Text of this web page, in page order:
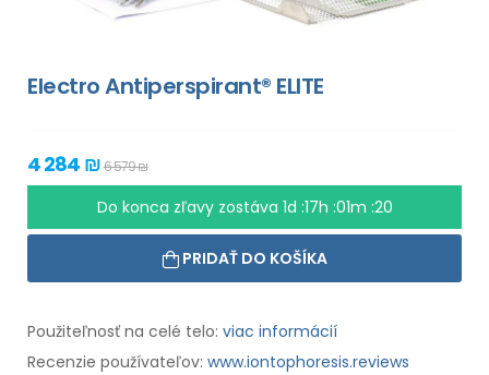
Electro Antiperspirant® ELITE
4 284 ₪6 579 ₪
Do konca zľavy zostáva1d :17h :01m :18
PRIDAŤ DO KOŠÍKA
Použiteľnosť na celé telo: viac informácií
Recenzie používateľov: www.iontophoresis.reviews